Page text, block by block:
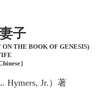
子
THE BOOK OF GENESIS)
）
Hymers, Jr.）著